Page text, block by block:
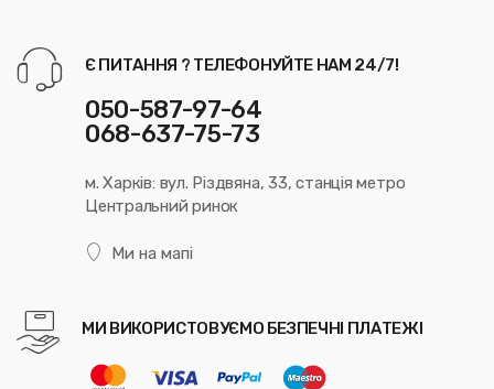
Є ПИТАННЯ ? ТЕЛЕФОНУЙТЕ НАМ 24/7!
050-587-97-64
068-637-75-73
м. Харків: вул. Різдвяна, 33, станція метро
Центральний ринок
Ми на мапі
МИ ВИКОРИСТОВУЄМО БЕЗПЕЧНІ ПЛАТЕЖІ